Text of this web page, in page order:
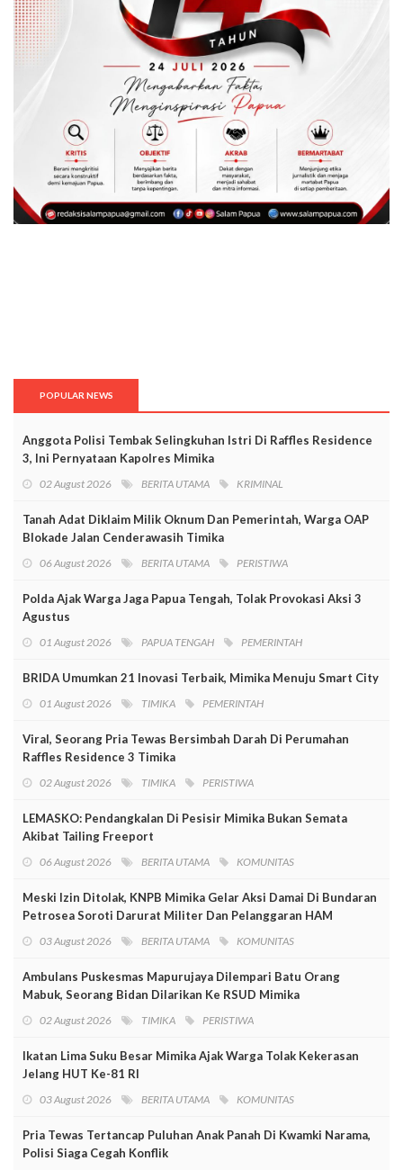
POPULAR NEWS
Anggota Polisi Tembak Selingkuhan Istri Di Raffles Residence
3, Ini Pernyataan Kapolres Mimika
02 August 2026 BERITA UTAMA KRIMINAL
Tanah Adat Diklaim Milik Oknum Dan Pemerintah, Warga OAP
Blokade Jalan Cenderawasih Timika
06 August 2026 BERITA UTAMA PERISTIWA
Polda Ajak Warga Jaga Papua Tengah, Tolak Provokasi Aksi 3
Agustus
01 August 2026 PAPUA TENGAH PEMERINTAH
BRIDA Umumkan 21 Inovasi Terbaik, Mimika Menuju Smart City
01 August 2026 TIMIKA PEMERINTAH
Viral, Seorang Pria Tewas Bersimbah Darah Di Perumahan
Raffles Residence 3 Timika
02 August 2026 TIMIKA PERISTIWA
LEMASKO: Pendangkalan Di Pesisir Mimika Bukan Semata
Akibat Tailing Freeport
06 August 2026 BERITA UTAMA KOMUNITAS
Meski Izin Ditolak, KNPB Mimika Gelar Aksi Damai Di Bundaran
Petrosea Soroti Darurat Militer Dan Pelanggaran HAM
03 August 2026 BERITA UTAMA KOMUNITAS
Ambulans Puskesmas Mapurujaya Dilempari Batu Orang
Mabuk, Seorang Bidan Dilarikan Ke RSUD Mimika
02 August 2026 TIMIKA PERISTIWA
Ikatan Lima Suku Besar Mimika Ajak Warga Tolak Kekerasan
Jelang HUT Ke-81 RI
03 August 2026 BERITA UTAMA KOMUNITAS
Pria Tewas Tertancap Puluhan Anak Panah Di Kwamki Narama,
Polisi Siaga Cegah Konflik